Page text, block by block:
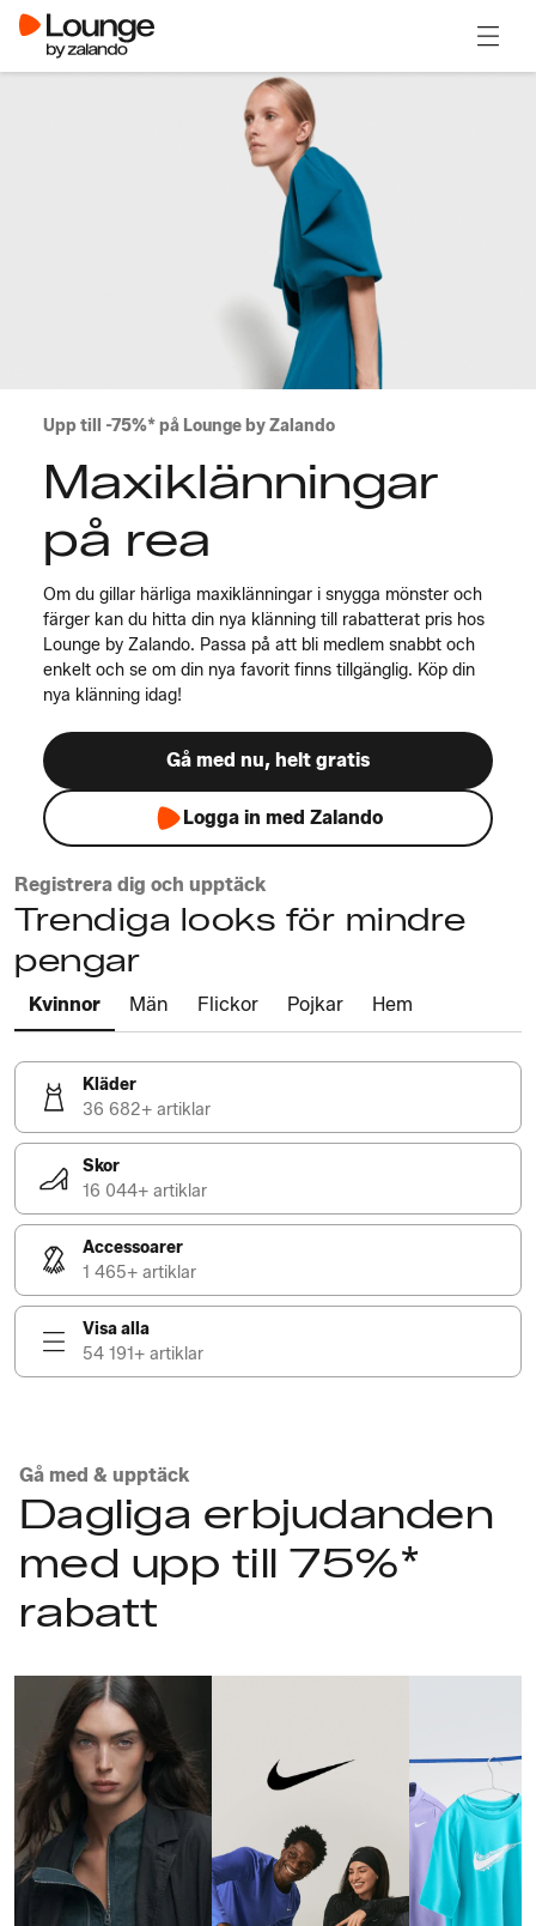
Upp till -75%* på Lounge by Zalando
Maxiklänningar
på rea
Om du gillar härliga maxiklänningar i snygga mönster och
färger kan du hitta din nya klänning till rabatterat pris hos
Lounge by Zalando. Passa på att bli medlem snabbt och
enkelt och se om din nya favorit finns tillgänglig. Köp din
nya klänning idag!
Gå med nu, helt gratis
Logga in med Zalando
Registrera dig och upptäck
Trendiga looks för mindre
pengar
Kvinnor Män Flickor Pojkar Hem
Kläder
36 682+ artiklar
Skor
16 044+ artiklar
Accessoarer
1 465+ artiklar
Visa alla
54 191+ artiklar
Gå med & upptäck
Dagliga erbjudanden
med upp till 75%*
rabatt